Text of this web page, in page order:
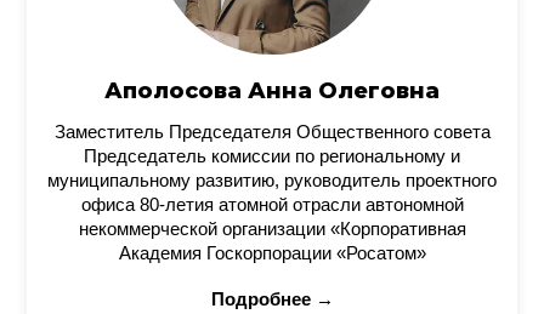
Аполосова Анна Олеговна
Заместитель Председателя Общественного совета
Председатель комиссии по региональному и
муниципальному развитию, руководитель проектного
офиса 80-летия атомной отрасли автономной
некоммерческой организации «Корпоративная
Академия Госкорпорации «Росатом»
Подробнее →